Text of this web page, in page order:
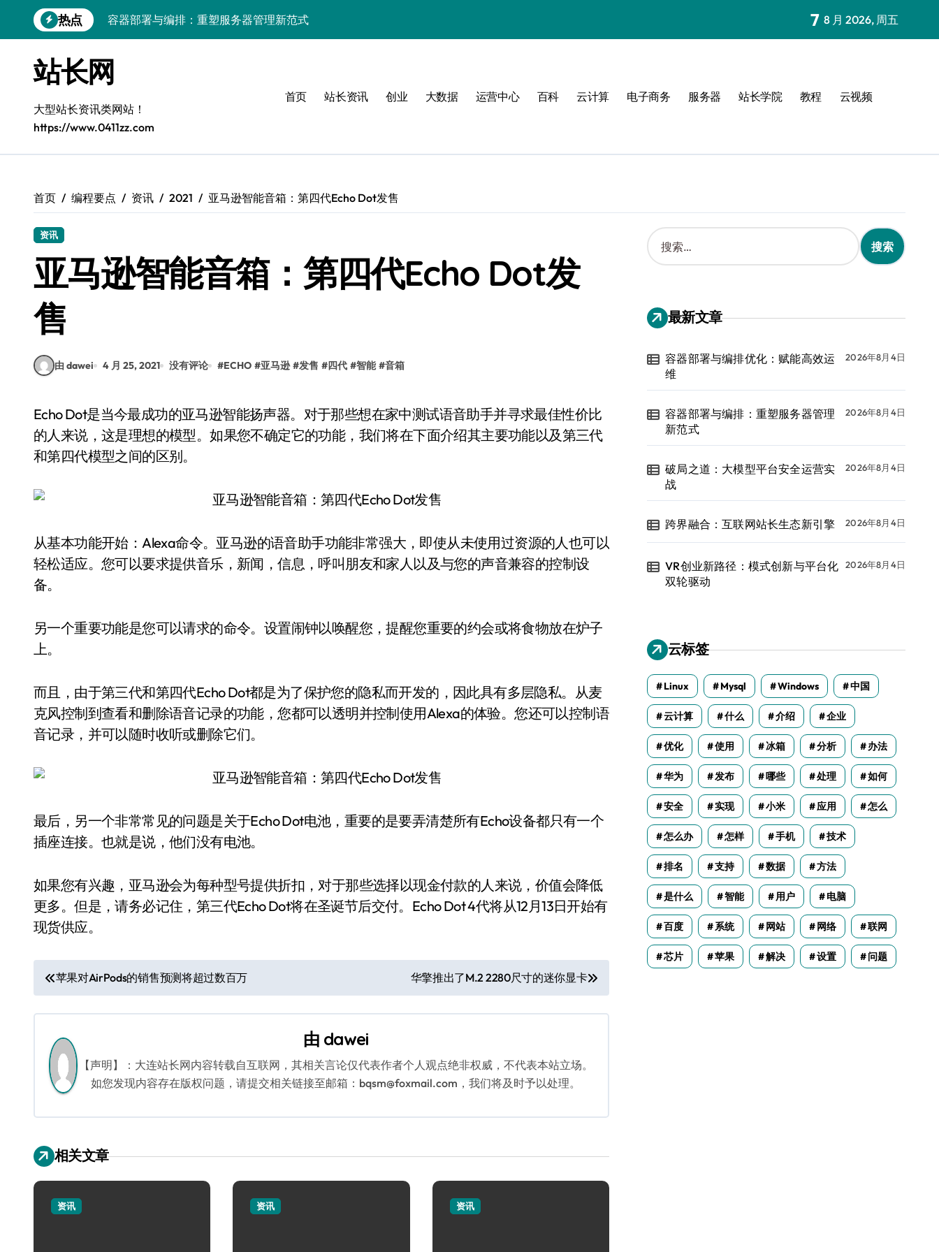
到
热点
容器部署与编排：重塑服务器管理新范式
跨界融合：互联网站长生态新引擎
VR创业新路径：模式创新与平台化双轮驱动
容器智能编排：释放服务器极致效能
模式革新驱动：平台生态创业实战指南
Android开发视角下的平台创业与运营实战
容器部署与编排优化：赋能高效运维
7 8 月 2026, 周五
站长网
大型站长资讯类网站！
https://www.0411zz.com
首页 站长资讯 创业 大数据 运营中心 百科 云计算 电子商务 服务器 站长学院 教程 云视频
首页 编程要点 资讯 2021 亚马逊智能音箱：第四代Echo Dot发售
资讯
亚马逊智能音箱：第四代Echo Dot发
售
由 dawei 4 月 25, 2021 没有评论 #ECHO #亚马逊 #发售 #四代 #智能 #音箱
Echo Dot是当今最成功的亚马逊智能扬声器。对于那些想在家中测试语音助手并寻求最佳性价比
的人来说，这是理想的模型。如果您不确定它的功能，我们将在下面介绍其主要功能以及第三代
和第四代模型之间的区别。
从基本功能开始：Alexa命令。亚马逊的语音助手功能非常强大，即使从未使用过资源的人也可以
轻松适应。您可以要求提供音乐，新闻，信息，呼叫朋友和家人以及与您的声音兼容的控制设
备。
另一个重要功能是您可以请求的命令。设置闹钟以唤醒您，提醒您重要的约会或将食物放在炉子
上。
而且，由于第三代和第四代Echo Dot都是为了保护您的隐私而开发的，因此具有多层隐私。从麦
克风控制到查看和删除语音记录的功能，您都可以透明并控制使用Alexa的体验。您还可以控制语
音记录，并可以随时收听或删除它们。
最后，另一个非常常见的问题是关于Echo Dot电池，重要的是要弄清楚所有Echo设备都只有一个
插座连接。也就是说，他们没有电池。
如果您有兴趣，亚马逊会为每种型号提供折扣，对于那些选择以现金付款的人来说，价值会降低
更多。但是，请务必记住，第三代Echo Dot将在圣诞节后交付。Echo Dot 4代将从12月13日开始有
现货供应。
文
章
航
苹果对AirPods的销售预测将超过数百万 华擎推出了M.2 2280尺寸的迷你显卡
由 dawei
【声明】：大连站长网内容转载自互联网，其相关言论仅代表作者个人观点绝非权威，不代表本站立场。
如您发现内容存在版权问题，请提交相关链接至邮箱：bqsm@foxmail.com，我们将及时予以处理。
相关文章
资讯 资讯 资讯
搜
索
：
最新文章
容器部署与编排优化：赋能高效运
维
2026年8月4日
容器部署与编排：重塑服务器管理
新范式
2026年8月4日
破局之道：大模型平台安全运营实
战
2026年8月4日
跨界融合：互联网站长生态新引擎 2026年8月4日
VR创业新路径：模式创新与平台化
双轮驱动
2026年8月4日
云标签
Linux Mysql Windows 中国
云计算 什么 介绍 企业
优化 使用 冰箱 分析 办法
华为 发布 哪些 处理 如何
安全 实现 小米 应用 怎么
怎么办 怎样 手机 技术
排名 支持 数据 方法
是什么 智能 用户 电脑
百度 系统 网站 网络 联网
芯片 苹果 解决 设置 问题